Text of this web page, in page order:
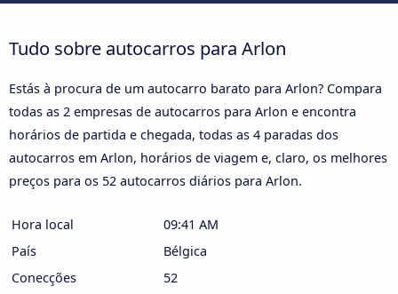
Tudo sobre autocarros para Arlon
Estás à procura de um autocarro barato para Arlon? Compara
todas as 2 empresas de autocarros para Arlon e encontra
horários de partida e chegada, todas as 4 paradas dos
autocarros em Arlon, horários de viagem e, claro, os melhores
preços para os 52 autocarros diários para Arlon.
Hora local
09:41 AM
País
Bélgica
Conecções
52